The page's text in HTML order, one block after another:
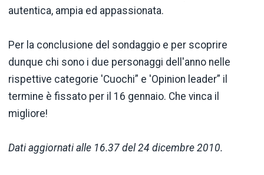
autentica, ampia ed appassionata.
Per la conclusione del sondaggio e per scoprire
dunque chi sono i due personaggi dell'anno nelle
rispettive categorie 'Cuochi” e 'Opinion leader” il
termine è fissato per il 16 gennaio. Che vinca il
migliore!
Dati aggiornati alle 16.37 del 24 dicembre 2010.